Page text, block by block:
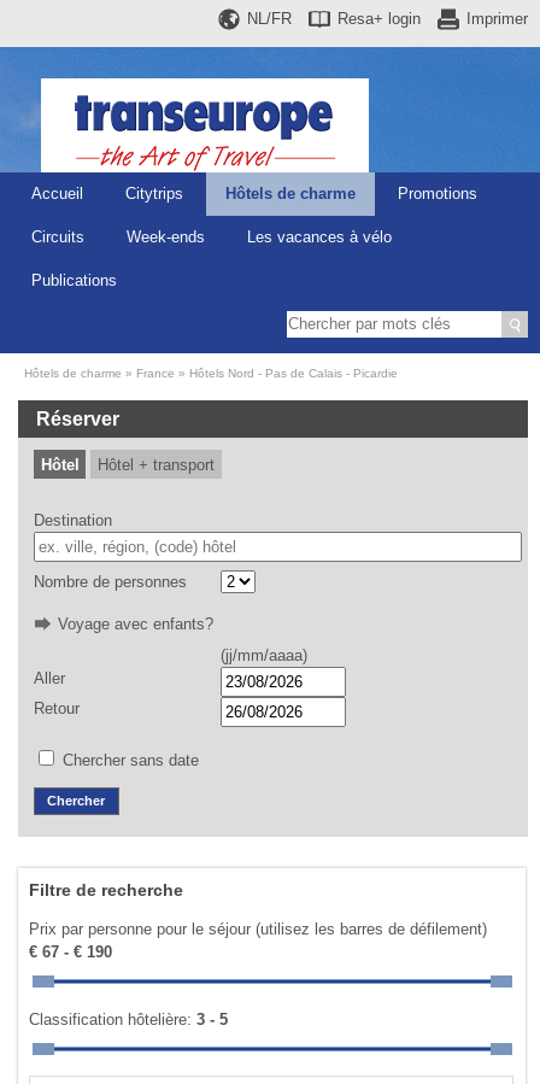
Imprimer
Resa+ login
NL/FR
Accueil Citytrips Hôtels de charme Promotions
Circuits Week-ends Les vacances à vélo
Publications
Hôtels de charme France Hôtels Nord - Pas de Calais - Picardie
Réserver
Hôtel Hôtel + transport
Destination
Nombre de personnes
Voyage avec enfants?
(jj/mm/aaaa)
Aller
Retour
Chercher sans date
Filtre de recherche
Prix par personne pour le séjour (utilisez les barres de défilement)
€ 67 - € 190
Classification hôtelière:3 - 5